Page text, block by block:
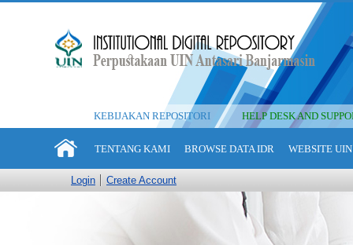
KEBIJAKAN REPOSITORI HELP DESK AND
TENTANG KAMI BROWSE DATA IDR WEBSITE
Login Create Account